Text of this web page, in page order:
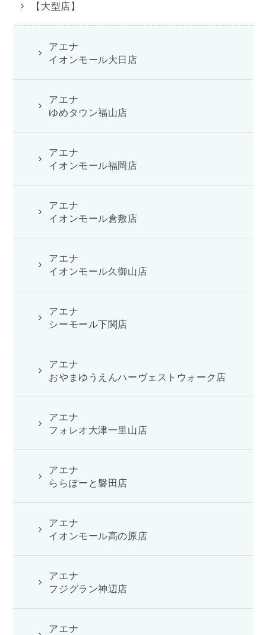
【大型店】
アエナ
イオンモール大日店
アエナ
ゆめタウン福山店
アエナ
イオンモール福岡店
アエナ
イオンモール倉敷店
アエナ
イオンモール久御山店
アエナ
シーモール下関店
アエナ
おやまゆうえんハーヴェストウォーク店
アエナ
フォレオ大津一里山店
アエナ
ららぽーと磐田店
アエナ
イオンモール高の原店
アエナ
フジグラン神辺店
アエナ